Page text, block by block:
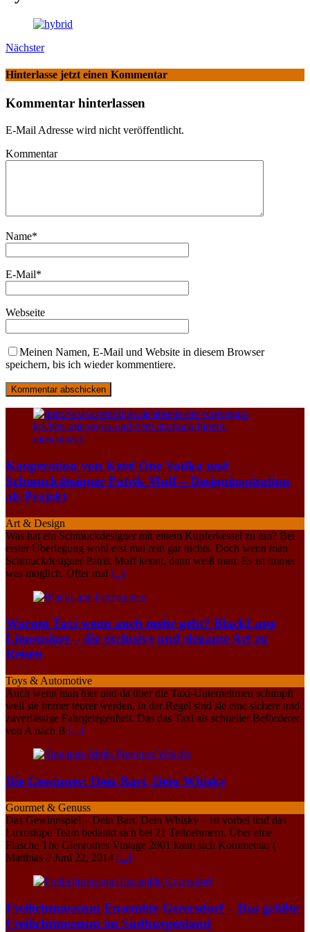
Nächster
Hinterlasse jetzt einen Kommentar
Kommentar hinterlassen
E-Mail Adresse wird nicht veröffentlicht.
Kommentar
Name*
E-Mail*
Webseite
Meinen Namen, E-Mail und Website in diesem Browser
speichern, bis ich wieder kommentiere.
Kooperation von Ketel One Vodka und
Schmuckdesigner Patrik Muff – Designinspiration
als Projekt
Art & Design
Was hat ein Schmuckdesigner mit einem Kupferkessel zu tun? Bei
erster Überlegung wohl erst mal rein gar nichts. Doch wenn man
Schmuckdesigner Patrik Muff kennt, dann weiß man: Es ist immer
was möglich. Öfter mal [...]
Warum Taxi wenn auch mehr geht? BlackLane
Limousines – die exclusive und elegante Art zu
Reisen
Toys & Automotive
Auch wenn man hier und da über die Taxi-Unternehmen schimpft
weil sie immer teurer werden, in der Regel sind sie eine sichere und
zuverlässige Fahrgelegenheit. Das das Taxi als schneller Beförderer
von A nach B [...]
Die Gewinner: Dein Bart, Dein Whisky
Gourmet & Genuss
Das Gewinnspiel – Dein Bart, Dein Whisky – ist vorbei und das
Luxuslupe Team bedankt sich bei 21 Teilnehmern. Über eine
Flasche The Glenrothes Vintage 2001 kann sich Kommentar (
Matthias // Juni 22, 2014 [...]
Freilichtmuseum Ensemble Gerersdorf – Das größte
Freilichtmuseum im Südburgenland